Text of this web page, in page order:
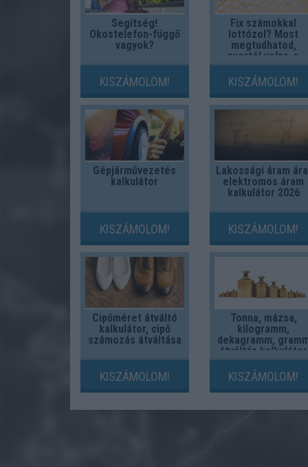
Segítség!
Okostelefon-függő
vagyok?
KISZÁMOLOM!
Fix számokkal
lottózol? Most
megtudhatod,
nyertél volna-e
valaha!
KISZÁMOLOM!
Gépjárművezetés
kalkulátor
KISZÁMOLOM!
Lakossági áram
elektromos áram
kalkulátor 2026
KISZÁMOLOM!
Cipőméret átváltó
kalkulátor, cipő
számozás átváltása
KISZÁMOLOM!
Tonna, mázsa,
kilogramm,
dekagramm,
átváltás kalkulátor
KISZÁMOLOM!